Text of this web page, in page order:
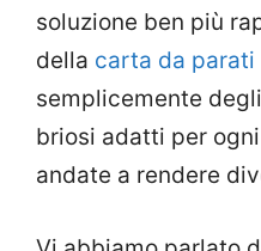
soluzione ben più
della carta da parati
semplicemente
briosi adatti per
andate a rendere